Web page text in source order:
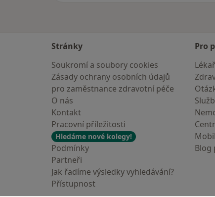
Stránky
Soukromí a soubory cookies
Zásady ochrany osobních údajů
pro zaměstnance zdravotní péče
O nás
Kontakt
Pracovní příležitosti
Hledáme nové kolegy!
Podmínky
Partneři
Jak řadíme výsledky vyhledávání?
Přístupnost
Pro
Blog